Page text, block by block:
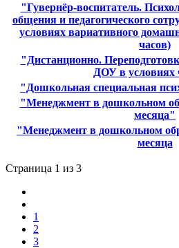
"Гувернёр-воспитатель.
общения и педагогического
условиях вариативного
часов)
"Дистанционно.
ДОУ в
"Дошкольная специальная
"Менеджмент в дошкольном
месяца"
"Менеджмент в дошкольном
месяца
Страница 1 из 3
1
2
3